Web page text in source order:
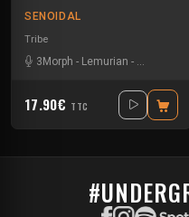
SENOIDAL
Tribe
3Morph - Lemurian - Les
17.90€ TTC